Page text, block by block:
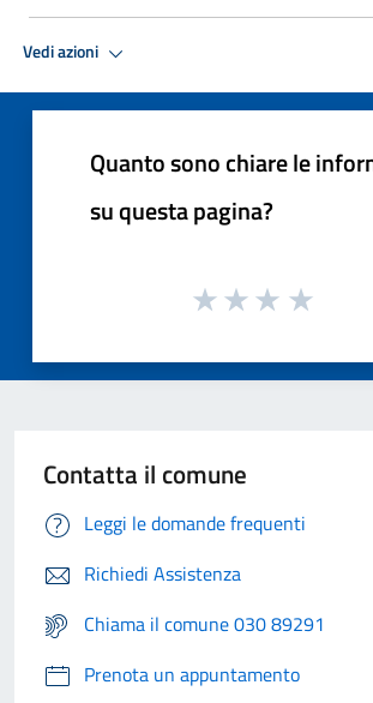
Vedi azioni
Quanto sono chiare le
su questa pagina?
Contatta il comune
Leggi le domande frequenti
Richiedi Assistenza
Chiama il comune 030 89291
Prenota un appuntamento